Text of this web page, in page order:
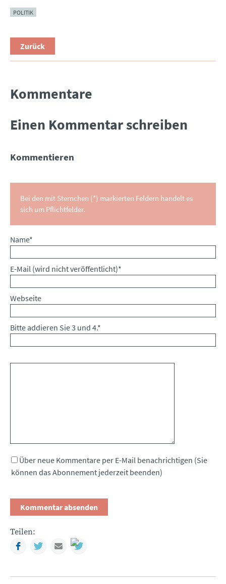
POLITIK
Zurück
Kommentare
Einen Kommentar schreiben
Kommentieren
Bei den mit Sternchen (*) markierten Feldern handelt es
sich um Pflichtfelder.
Pflichtfeld
Name*
Pflichtfeld
E-Mail (wird nicht veröffentlicht)*
Webseite
Bitte addieren Sie 3 und 4.*
Über neue Kommentare per E-Mail benachrichtigen (Sie
können das Abonnement jederzeit beenden)
Teilen:
FacebookTwitterMail